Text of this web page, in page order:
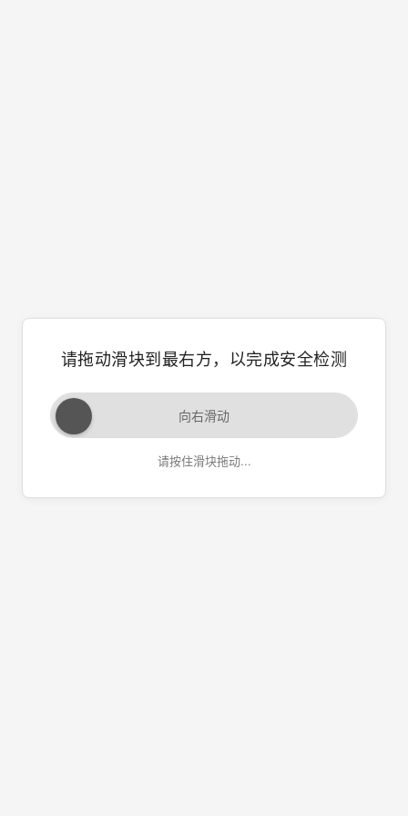
请拖动滑块到最右方，以完成安全检测
向右滑动
请按住滑块拖动...